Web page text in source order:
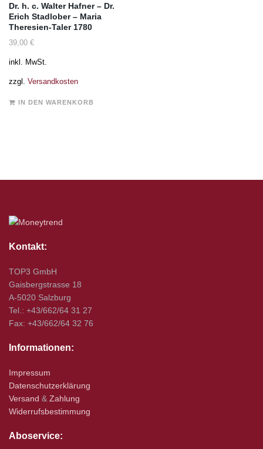
Dr. h. c. Walter Hafner – Dr.
Erich Stadlober – Maria
Theresien-Taler 1780
39,00 €
inkl. MwSt.
zzgl. Versandkosten
IN DEN WARENKORB
Kontakt:
TOP3 GmbH
Gaisbergstrasse 18
A-5020 Salzburg
Tel.: +43/662/64 31 27
Fax: +43/662/64 32 76
Informationen:
Impressum
Datenschutzerklärung
Versand & Zahlung
Widerrufsbestimmung
Aboservice: